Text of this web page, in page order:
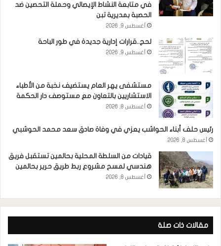
في متابعة النشاط الإيصالي وحملة التحصين ضد
الحصبة بمديرية تبن
أغسطس 9, 2026
لحج..قرارات إدارية جديدة في طور الباحة
أغسطس 9, 2026
مستشفى يهر العام يستضيف نخبة من الأطباء
الاستشاريين بالتعاون مع مستوصف دار الحكمة
أغسطس 8, 2026
رئيس حلف أبناء الحواشب يعزي في وفاة صادق سعد محمد الحوشبي
أغسطس 8, 2026
قيادات من السلطة المحلية بحالمين تستقبل فريق
هندسي لمسح مشروع ربط طريق حرير بحالمين
أغسطس 8, 2026
مقالات ذات صلة